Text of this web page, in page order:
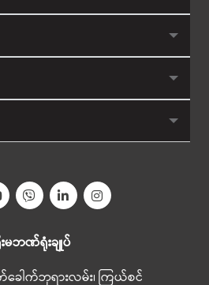
မဘဏ်ရုံးချုပ်
ေါက်ဘုရားလမ်း၊ ကြယ်စင်